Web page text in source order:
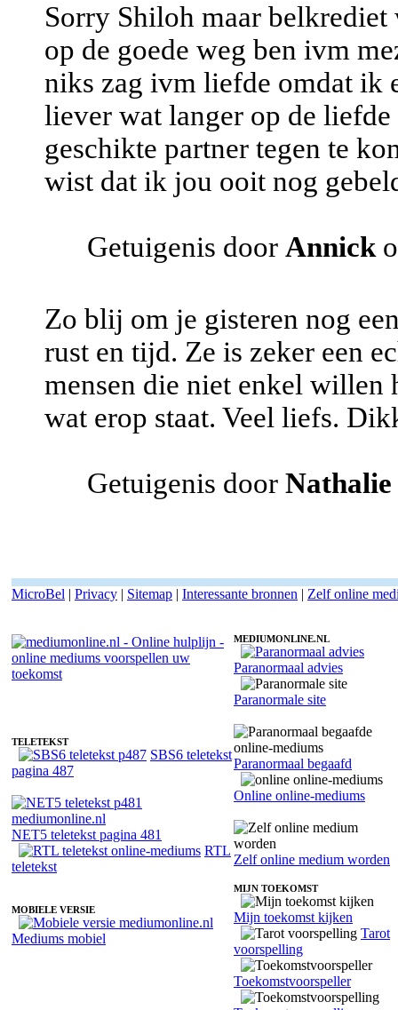
Sorry Shiloh maar
op de goede weg ben ivm
niks zag ivm liefde omdat ik
liever wat langer op de
geschikte partner tegen te
wist dat ik jou ooit nog
Getuigenis door Annick
Zo blij om je gisteren nog
rust en tijd. Ze is zeker een
mensen die niet enkel willen
wat erop staat. Veel liefs.
Getuigenis door Nathalie
MicroBel | Privacy | Sitemap | Interessante bronnen | Zelf online
TELETEKST
SBS6 teletekst
pagina 487
NET5 teletekst pagina 481
RTL
teletekst
MOBIELE VERSIE
Mediums mobiel
MEDIUMONLINE.NL
Paranormaal advies
Paranormale site
Paranormaal begaafd
Online online-mediums
Zelf online medium worden
MIJN TOEKOMST
Mijn toekomst kijken
Tarot
voorspelling
Toekomstvoorspeller